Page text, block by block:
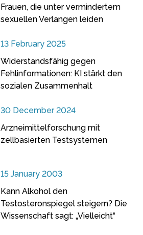
Frauen, die unter vermindertem
sexuellen Verlangen leiden
13 February 2025
Widerstandsfähig gegen
Fehlinformationen: KI stärkt den
sozialen Zusammenhalt
30 December 2024
Arzneimittelforschung mit
zellbasierten Testsystemen
15 January 2003
Kann Alkohol den
Testosteronspiegel steigern? Die
Wissenschaft sagt: „Vielleicht“